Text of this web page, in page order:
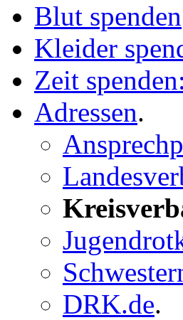
Blut spenden
Kleider
Zeit
Adressen.
DRK.de.